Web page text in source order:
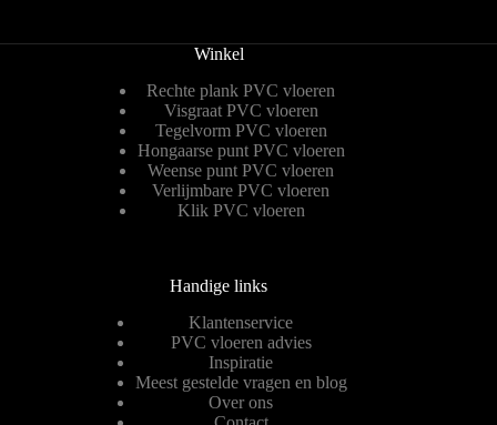
Winkel
Rechte plank PVC vloeren
Visgraat PVC vloeren
Tegelvorm PVC vloeren
Hongaarse punt PVC vloeren
Weense punt PVC vloeren
Verlijmbare PVC vloeren
Klik PVC vloeren
Handige links
Klantenservice
PVC vloeren advies
Inspiratie
Meest gestelde vragen en blog
Over ons